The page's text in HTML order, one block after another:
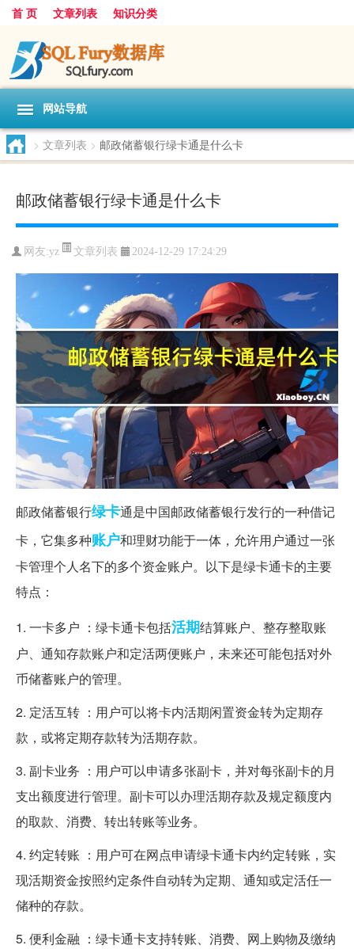
首 页 文章列表 知识分类
网站导航
> 文章列表 > 邮政储蓄银行绿卡通是什么卡
邮政储蓄银行绿卡通是什么卡
网友:yz 文章列表 2024-12-29 17:24:29
邮政储蓄银行绿卡通是中国邮政储蓄银行发行的一种借记
卡，它集多种账户和理财功能于一体，允许用户通过一张
卡管理个人名下的多个资金账户。以下是绿卡通卡的主要
特点：
1. 一卡多户 ：绿卡通卡包括活期结算账户、整存整取账
户、通知存款账户和定活两便账户，未来还可能包括对外
币储蓄账户的管理。
2. 定活互转 ：用户可以将卡内活期闲置资金转为定期存
款，或将定期存款转为活期存款。
3. 副卡业务 ：用户可以申请多张副卡，并对每张副卡的月
支出额度进行管理。副卡可以办理活期存款及规定额度内
的取款、消费、转出转账等业务。
4. 约定转账 ：用户可在网点申请绿卡通卡内约定转账，实
现活期资金按照约定条件自动转为定期、通知或定活任一
储种的存款。
5. 便利金融 ：绿卡通卡支持转账、消费、网上购物及缴纳